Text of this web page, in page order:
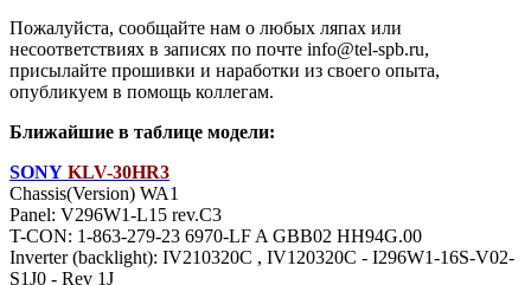
Пожалуйста, сообщайте нам о любых ляпах или
несоответствиях в записях по почте info@tel-spb.ru,
присылайте прошивки и наработки из своего опыта,
опубликуем в помощь коллегам.
Ближайшие в таблице модели:
SONY KLV-30HR3
Chassis(Version) WA1
Panel: V296W1-L15 rev.C3
T-CON: 1-863-279-23 6970-LF A GBB02 HH94G.00
Inverter (backlight): IV210320C , IV120320C - I296W1-16S-V02-
S1J0 - Rev 1J